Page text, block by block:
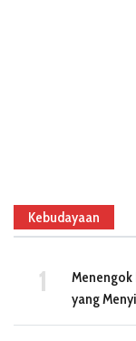
Kebudayaan
Menengok
yang